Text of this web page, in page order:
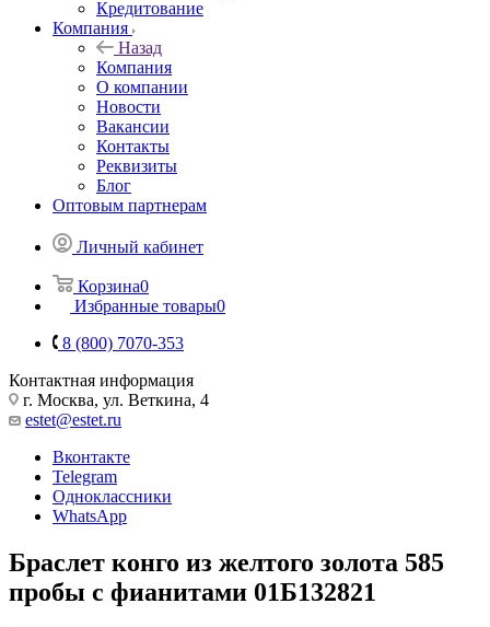
Кредитование
Компания
Назад
Компания
О компании
Новости
Вакансии
Контакты
Реквизиты
Блог
Оптовым партнерам
Личный кабинет
Корзина0
Избранные товары0
8 (800) 7070-353
Контактная информация
г. Москва, ул. Веткина, 4
estet@estet.ru
Вконтакте
Telegram
Одноклассники
WhatsApp
Браслет конго из желтого золота 585
пробы с фианитами 01Б132821